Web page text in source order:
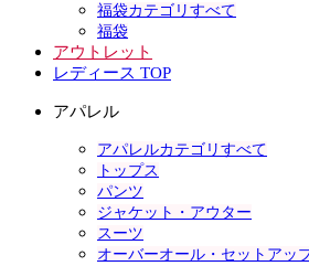
福袋カテゴリすべて
福袋
アウトレット
レディース TOP
アパレル
アパレルカテゴリすべて
トップス
パンツ
ジャケット・アウター
スーツ
オーバーオール・セットアッ